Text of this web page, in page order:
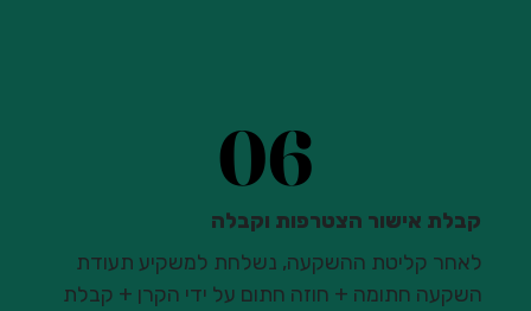
06
06
קבלת אישור הצטרפות וקבלה
לאחר קליטת ההשקעה, נשלחת למשקיע תעודת
השקעה חתומה + חוזה חתום על ידי הקרן + קבלת